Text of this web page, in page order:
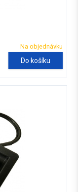
Na objednávku
Do košíku